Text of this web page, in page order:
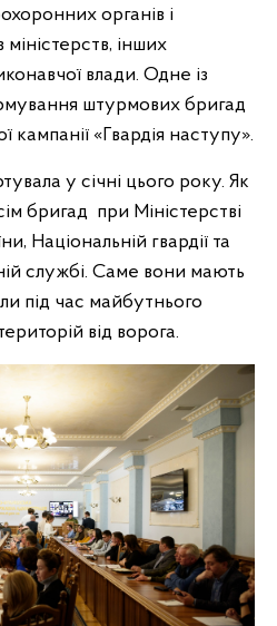
органів і
міністерств, інших
влади. Одне із
штурмових бригад
«Гвардія наступу».
у січні цього року. Як
бригад при Міністерстві
Національній гвардії та
службі. Саме вони мають
під час майбутнього
від ворога.